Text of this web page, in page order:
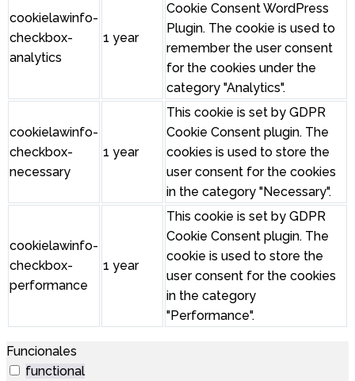
cookielawinfo-
checkbox-
analytics
1 year
Cookie Consent WordPress
Plugin. The cookie is used to
remember the user consent
for the cookies under the
category "Analytics".
cookielawinfo-
checkbox-
necessary
1 year
This cookie is set by GDPR
Cookie Consent plugin. The
cookies is used to store the
user consent for the cookies
in the category "Necessary".
cookielawinfo-
checkbox-
performance
1 year
This cookie is set by GDPR
Cookie Consent plugin. The
cookie is used to store the
user consent for the cookies
in the category
"Performance".
Funcionales
functional